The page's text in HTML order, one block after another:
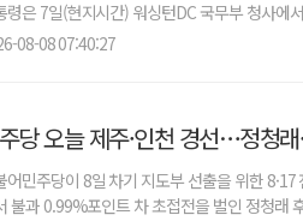
령은 7일(현지시간) 워싱턴DC 국무부 청사에
08-08 07:40:27
당 오늘 제주·인천 경선…정청
어민주당이 8일 차기 지도부 선출을 위한
불과 0.99%포인트 차 초접전을 벌인 정청래